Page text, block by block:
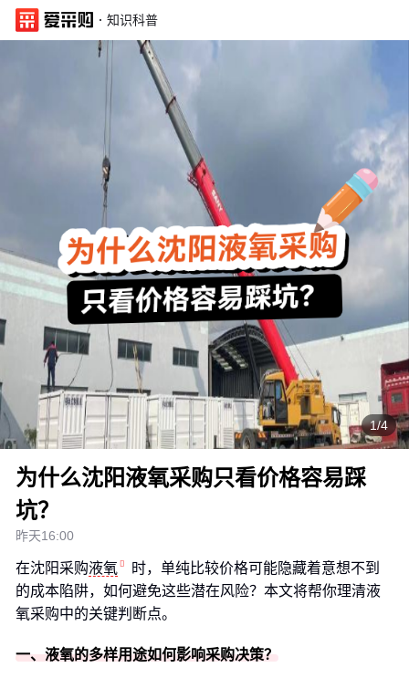
· 知识科普
1/4
为什么沈阳液氧采购只看价格容易踩
坑？
昨天16:00
在沈阳采购液氧
时，单纯比较价格可能隐藏着意想不到
的成本陷阱，如何避免这些潜在风险？本文将帮你理清液
氧采购中的关键判断点。
一、液氧的多样用途如何影响采购决策？